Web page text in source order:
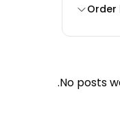
Order
No posts